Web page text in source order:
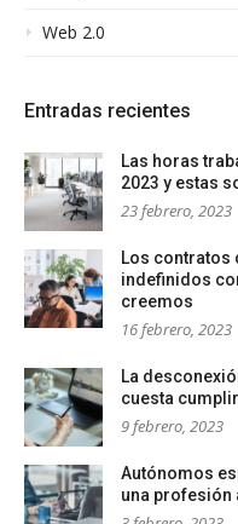
Web 2.0
Entradas recientes
Las horas
2023 y estas
23 febrero, 2023
Los contratos
indefinidos
creemos
16 febrero, 2023
La
cuesta cumplir
9 febrero, 2023
Autónomos
una profesión